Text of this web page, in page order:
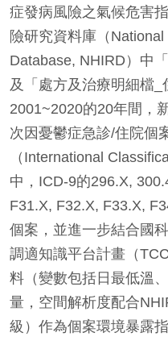
症發病風險之氣候危害
險研究資料庫（
Database, NHIRD）中
及「處方及治療明細檔
2001~2020的20年間，
次因憂鬱症急診/住院個
（International
中，ICD-9的296.X,
F31.X, F32.X, F33.X,
個案，並進一步結合國
調適知識平台計畫（
料（變數包括日最低溫
量，空間解析度配合
級）作為個案環境暴露